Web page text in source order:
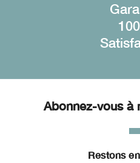
Abonnez-vous à
Restons